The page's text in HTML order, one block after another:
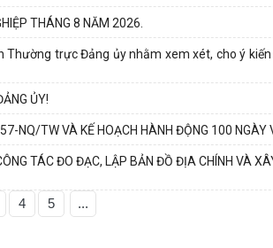
THÁNG 8 NĂM 2026.
trực Đảng ủy nhằm xem xét, cho ý
ỦY!
NQ/TW VÀ KẾ HOẠCH HÀNH ĐỘNG 100 NGÀY
TÁC ĐO ĐẠC, LẬP BẢN ĐỒ ĐỊA CHÍNH VÀ
4 5 ...